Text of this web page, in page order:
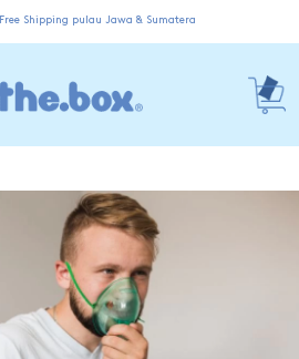
Free Shipping pulau Jawa & Sumatera